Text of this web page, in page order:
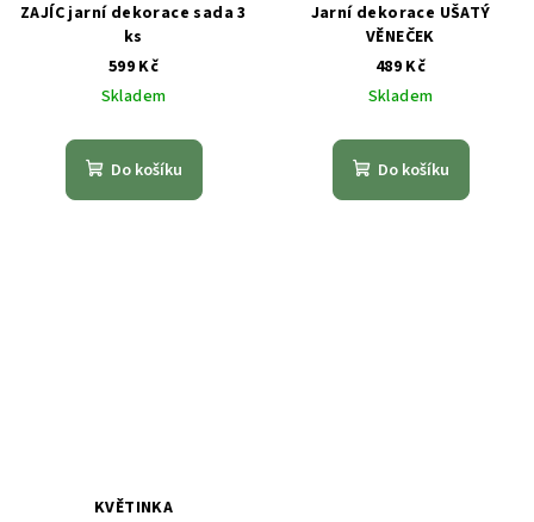
ZAJÍC jarní dekorace sada 3
ks
599 Kč
Skladem
Do košíku
Jarní dekorace UŠATÝ
VĚNEČEK
489 Kč
Skladem
Do košíku
KVĚTINKA